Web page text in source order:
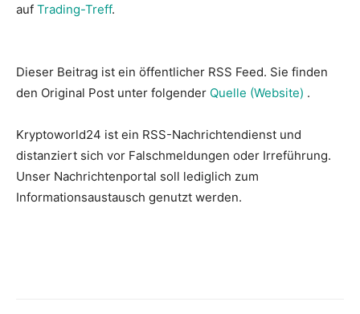
auf Trading-Treff.
Dieser Beitrag ist ein öffentlicher RSS Feed. Sie finden
den Original Post unter folgender Quelle (Website) .
Kryptoworld24 ist ein RSS-Nachrichtendienst und
distanziert sich vor Falschmeldungen oder Irreführung.
Unser Nachrichtenportal soll lediglich zum
Informationsaustausch genutzt werden.